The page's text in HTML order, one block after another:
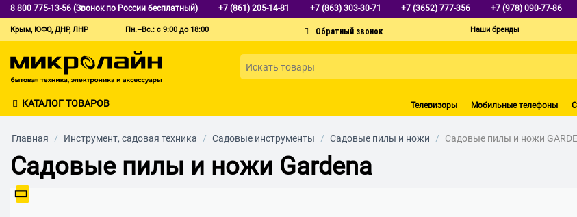
8 800 775-13-56 (Звонок по России бесплатный) +7 (861) 205-14-81 +7 (863) 303-30-71 +7 (3652) 777-356 +7 (978) 090-77-86
Крым, ЮФО, ДНР, ЛНР Пн.–Вс.: с 9:00 до 18:00 Наши бренды
КАТАЛОГ ТОВАРОВ Телевизоры Мобильные телефоны
Главная / Инструмент, садовая техника / Садовые инструменты / Садовые пилы и ножи / Садовые пилы и ножи
Садовые пилы и ножи Gardena